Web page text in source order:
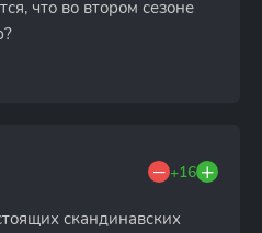
что во втором сезоне
+16
скандинавских